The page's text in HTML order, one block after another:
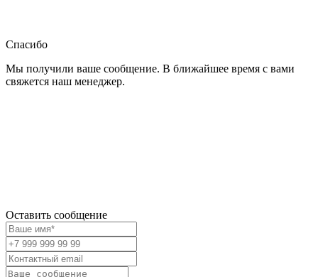
Спасибо
Мы получили ваше сообщение. В ближайшее время с вами
свяжется наш менеджер.
Оставить сообщение